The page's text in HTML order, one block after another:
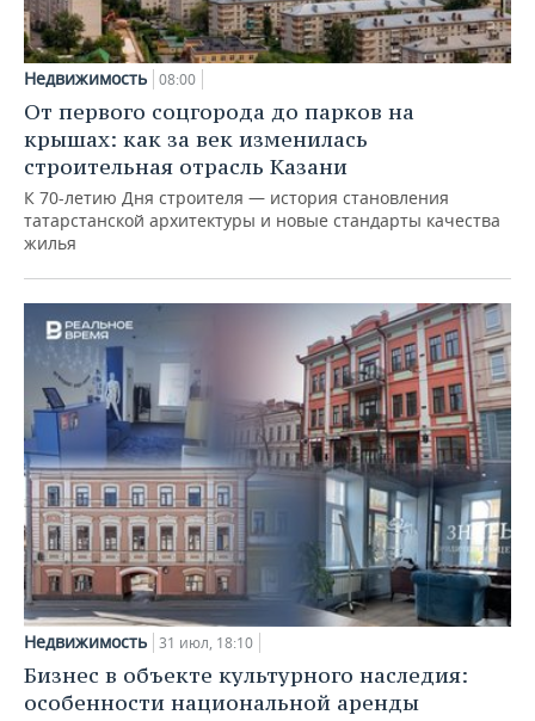
Недвижимость 08:00
От первого соцгорода до парков на
крышах: как за век изменилась
строительная отрасль Казани
К 70-летию Дня строителя — история становления
татарстанской архитектуры и новые стандарты качества
жилья
Недвижимость 31 июл, 18:10
Бизнес в объекте культурного наследия:
особенности национальной аренды